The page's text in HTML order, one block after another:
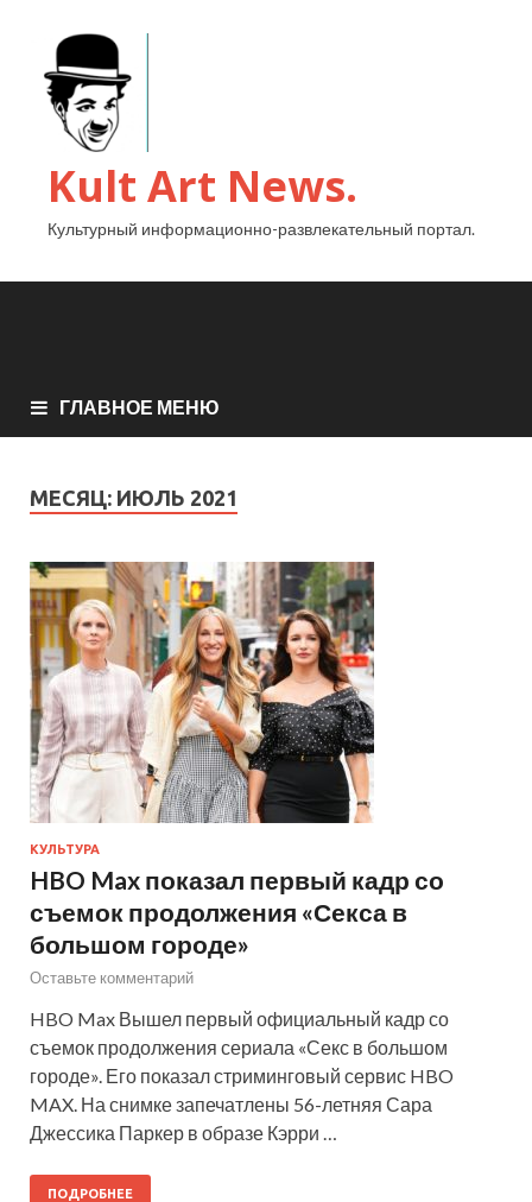
Kult Art News.
Культурный информационно-развлекательный портал.
ГЛАВНОЕ МЕНЮ
МЕСЯЦ: ИЮЛЬ 2021
КУЛЬТУРА
HBO Max показал первый кадр со
съемок продолжения «Секса в
большом городе»
Оставьте комментарий
HBO Max Вышел первый официальный кадр со
съемок продолжения сериала «Секс в большом
городе». Его показал стриминговый сервис HBO
MAX. На снимке запечатлены 56-летняя Сара
Джессика Паркер в образе Кэрри …
ПОДРОБНЕЕ